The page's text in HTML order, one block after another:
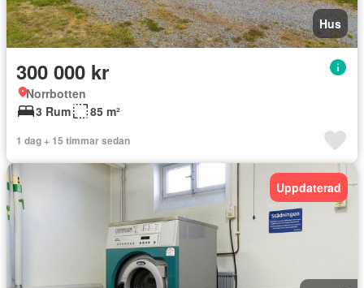
Hus
300 000 kr
Norrbotten
3 Rum
85 m²
1 dag + 15 timmar sedan
Uppdaterad